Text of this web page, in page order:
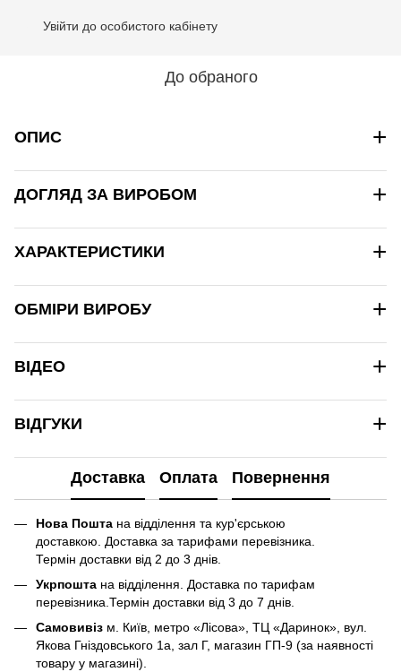
Увійти до особистого кабінету
До обраного
ОПИС +
ДОГЛЯД ЗА ВИРОБОМ +
ХАРАКТЕРИСТИКИ +
ОБМІРИ ВИРОБУ +
ВІДЕО +
ВІДГУКИ +
Доставка Оплата Повернення
Нова Пошта на відділення та кур'єрською
доставкою. Доставка за тарифами перевізника.
Термін доставки від 2 до 3 днів.
Укрпошта на відділення. Доставка по тарифам
перевізника.Термін доставки від 3 до 7 днів.
Самовивіз м. Київ, метро «Лісова», ТЦ «Даринок», вул.
Якова Гніздовського 1а, зал Г, магазин ГП-9 (за наявності
товару у магазині).